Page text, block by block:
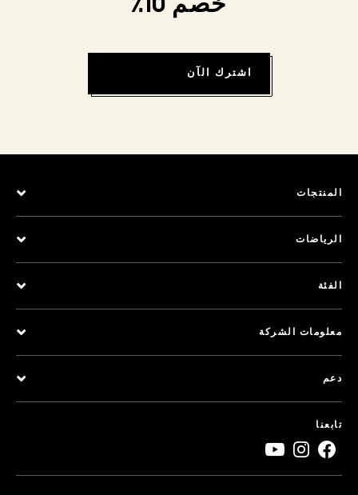
خصم 10٪
اشترك الآن
المنتجات
الرياضات
الفئة
معلومات الشركة
دعم
تابعنا